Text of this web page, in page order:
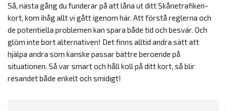
Så, nästa gång du funderar på att låna ut ditt Skånetrafiken-
kort, kom ihåg allt vi gått igenom här. Att förstå reglerna och
de potentiella problemen kan spara både tid och besvär. Och
glöm inte bort alternativen! Det finns alltid andra sätt att
hjälpa andra som kanske passar bättre beroende på
situationen. Så var smart och håll koll på ditt kort, så blir
resandet både enkelt och smidigt!